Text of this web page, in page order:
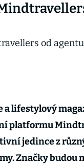
a lifestylový
platformu
jedince z
Značky budou